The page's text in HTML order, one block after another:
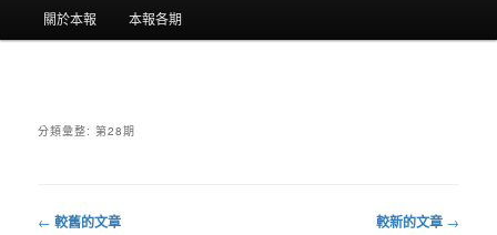
單 關於本報 本報各期
分類彙整:第28期
← 較舊的文章 較新的文章 →